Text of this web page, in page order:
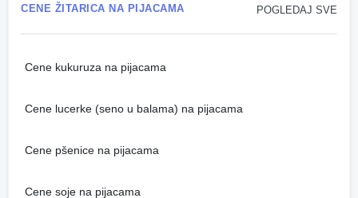
POGLEDAJ SVE
CENE ŽITARICA NA PIJACAMA
Cene kukuruza na pijacama
Cene lucerke (seno u balama) na pijacama
Cene pšenice na pijacama
Cene soje na pijacama